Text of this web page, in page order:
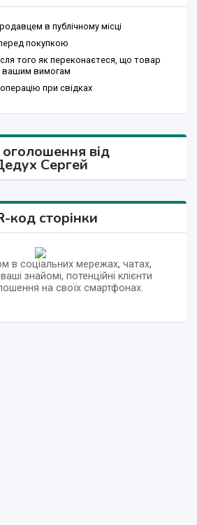
в публічному місці
покупкою
того як переконаєтеся, що товар
вашим вимогам
при свідках
оголошення від
Сергей
код сторінки
в соціальних мережах, чатах,
знайомі, потенційні клієнти
на своїх смартфонах.